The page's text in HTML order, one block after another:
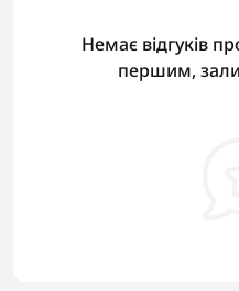
Немає відгуків
першим,